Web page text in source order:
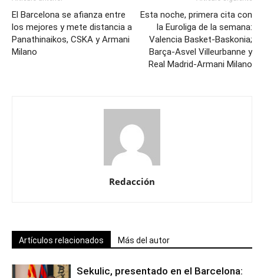
El Barcelona se afianza entre
los mejores y mete distancia a
Panathinaikos, CSKA y Armani
Milano
Esta noche, primera cita con
la Euroliga de la semana:
Valencia Basket-Baskonia;
Barça-Asvel Villeurbanne y
Real Madrid-Armani Milano
Redacción
Artículos relacionados Más del autor
Sekulic, presentado en el Barcelona: